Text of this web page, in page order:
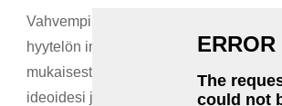
Vahvempi tutkimus- ja kehitystyö:
hyytelön innovaatiot jatkuvasti
mukaisesti. On ok tehdä tutkimus- ja
ideoidesi ja neuvojesi pohjalta.